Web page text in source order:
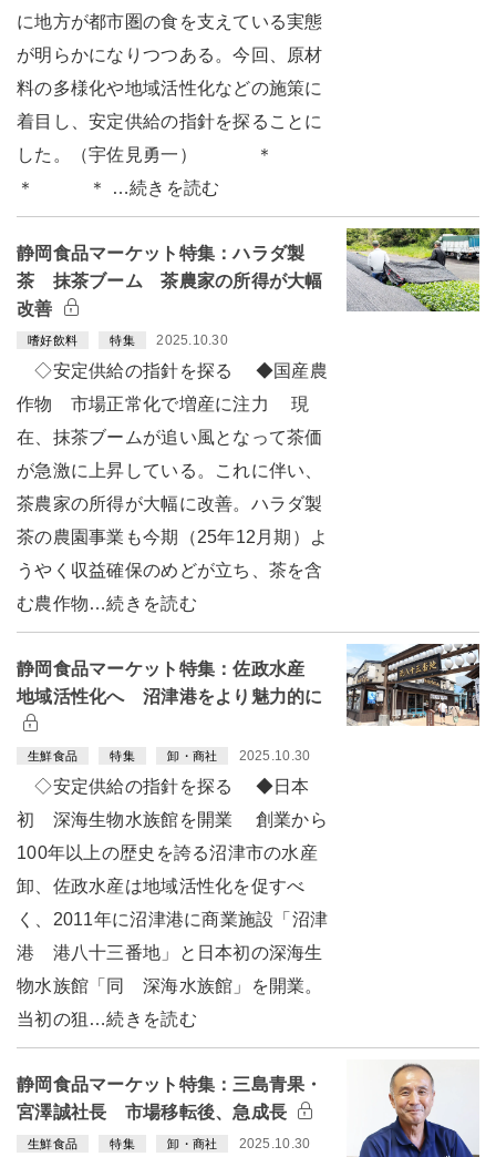
に地方が都市圏の食を支えている実態
が明らかになりつつある。今回、原材
料の多様化や地域活性化などの施策に
着目し、安定供給の指針を探ることに
した。（宇佐見勇一） ＊
＊ ＊ …続きを読む
静岡食品マーケット特集：ハラダ製
茶 抹茶ブーム 茶農家の所得が大幅
改善
嗜好飲料 特集 2025.10.30
◇安定供給の指針を探る ◆国産農
作物 市場正常化で増産に注力 現
在、抹茶ブームが追い風となって茶価
が急激に上昇している。これに伴い、
茶農家の所得が大幅に改善。ハラダ製
茶の農園事業も今期（25年12月期）よ
うやく収益確保のめどが立ち、茶を含
む農作物…続きを読む
静岡食品マーケット特集：佐政水産
地域活性化へ 沼津港をより魅力的に
生鮮食品 特集 卸・商社 2025.10.30
◇安定供給の指針を探る ◆日本
初 深海生物水族館を開業 創業から
100年以上の歴史を誇る沼津市の水産
卸、佐政水産は地域活性化を促すべ
く、2011年に沼津港に商業施設「沼津
港 港八十三番地」と日本初の深海生
物水族館「同 深海水族館」を開業。
当初の狙…続きを読む
静岡食品マーケット特集：三島青果・
宮澤誠社長 市場移転後、急成長
生鮮食品 特集 卸・商社 2025.10.30